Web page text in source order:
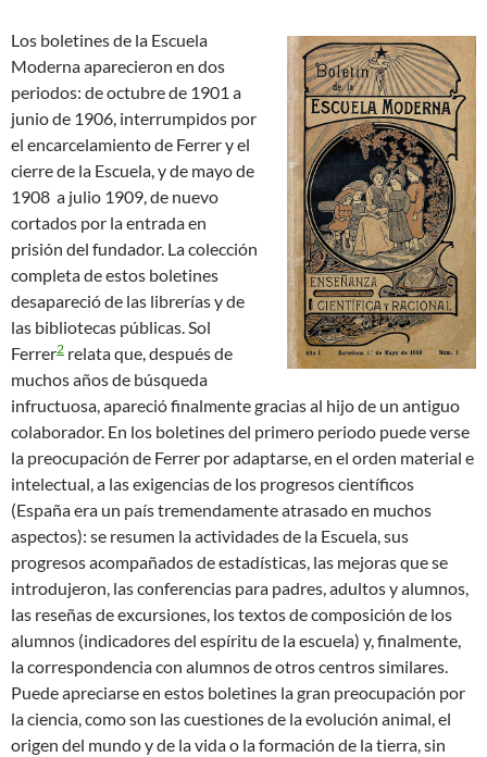
Los boletines de la Escuela
Moderna aparecieron en dos
periodos: de octubre de 1901 a
junio de 1906, interrumpidos por
el encarcelamiento de Ferrer y el
cierre de la Escuela, y de mayo de
1908 a julio 1909, de nuevo
cortados por la entrada en
prisión del fundador. La colección
completa de estos boletines
desapareció de las librerías y de
las bibliotecas públicas. Sol
Ferrer2 relata que, después de
muchos años de búsqueda
infructuosa, apareció finalmente gracias al hijo de un antiguo
colaborador. En los boletines del primero periodo puede verse
la preocupación de Ferrer por adaptarse, en el orden material e
intelectual, a las exigencias de los progresos científicos
(España era un país tremendamente atrasado en muchos
aspectos): se resumen la actividades de la Escuela, sus
progresos acompañados de estadísticas, las mejoras que se
introdujeron, las conferencias para padres, adultos y alumnos,
las reseñas de excursiones, los textos de composición de los
alumnos (indicadores del espíritu de la escuela) y, finalmente,
la correspondencia con alumnos de otros centros similares.
Puede apreciarse en estos boletines la gran preocupación por
la ciencia, como son las cuestiones de la evolución animal, el
origen del mundo y de la vida o la formación de la tierra, sin